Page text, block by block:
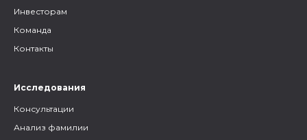
Инвесторам
Команда
Контакты
Исследования
Консультации
Анализ фамилии